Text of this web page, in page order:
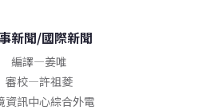
新聞/國際新聞
編譯—姜唯
審校—許祖菱
資訊中心綜合外電